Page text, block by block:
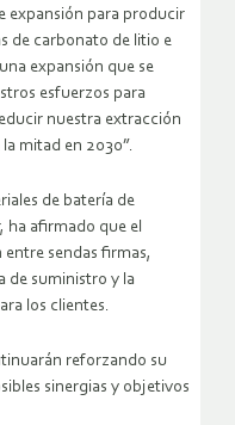
expansión para producir
de carbonato de litio e
expansión que se
esfuerzos para
nuestra extracción
mitad en 2030”.
de batería de
ha afirmado que el
sendas firmas,
de suministro y la
los clientes.
reforzando su
sinergias y objetivos